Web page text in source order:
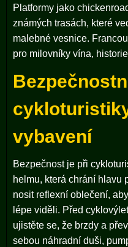
Platformy jako
známých trasách, které
malebné vesnice.
pro milovníky vína,
vybavení
Bezpečnost je při
helmu, která chrání hlavu
nosit reflexní oblečení,
lépe viděli. Před
ujistěte se, že brzdy a
sebou náhradní duši,